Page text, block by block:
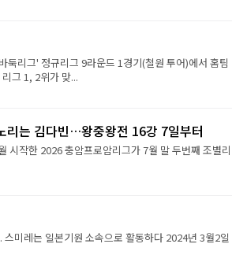
리그' 정규리그 9라운드 1경기(철원 투어)에서 홈팀
그 1, 2위가 맞...
리는 김다빈…왕중왕전 16강 7일부터
시작한 2026 충암프로암리그가 7월 말 두번째 조별리
미레는 일본기원 소속으로 활동하다 2024년 3월2일